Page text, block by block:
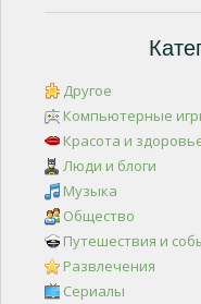
Другое
Компьютерные
Красота и
Люди и блоги
Музыка
Общество
Путешествия и
Развлечения
Сериалы